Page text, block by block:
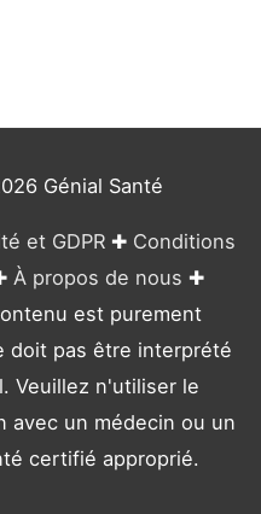
Génial Santé
et GDPR ✚ Conditions
À propos de nous ✚
est purement
doit pas être interprété
Veuillez n'utiliser le
avec un médecin ou un
certifié approprié.